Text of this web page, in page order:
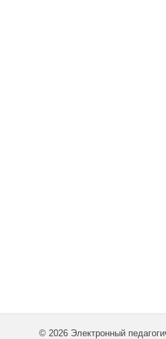
© 2026 Электронный